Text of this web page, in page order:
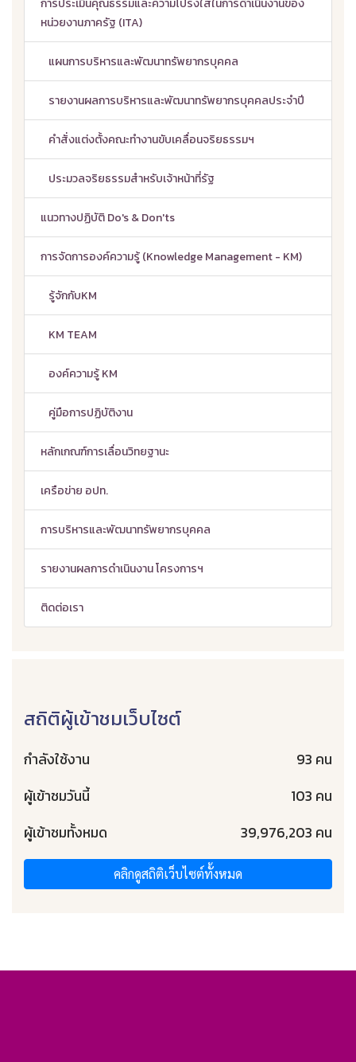
การประเมินคุณธรรมและความโปร่งใสในการดำเนินงานของ
หน่วยงานภาครัฐ (ITA)
แผนการบริหารและพัฒนาทรัพยากรบุคคล
รายงานผลการบริหารและพัฒนาทรัพยากรบุคคลประจำปี
คำสั่งแต่งตั้งคณะทำงานขับเคลื่อนจริยธรรมฯ
ประมวลจริยธรรมสำหรับเจ้าหน้าที่รัฐ
แนวทางปฏิบัติ Do's & Don'ts
การจัดการองค์ความรู้ (Knowledge Management - KM)
รู้จักกับKM
KM TEAM
องค์ความรู้ KM
คู่มือการปฏิบัติงาน
หลักเกณฑ์การเลื่อนวิทยฐานะ
เครือข่าย อปท.
การบริหารและพัฒนาทรัพยากรบุคคล
รายงานผลการดำเนินงาน โครงการฯ
ติดต่อเรา
สถิติผู้เข้าชมเว็บไซต์
กำลังใช้งาน
93 คน
ผู้เข้าชมวันนี้
103 คน
ผู้เข้าชมทั้งหมด
39,976,203 คน
คลิกดูสถิติเว็บไซต์ทั้งหมด